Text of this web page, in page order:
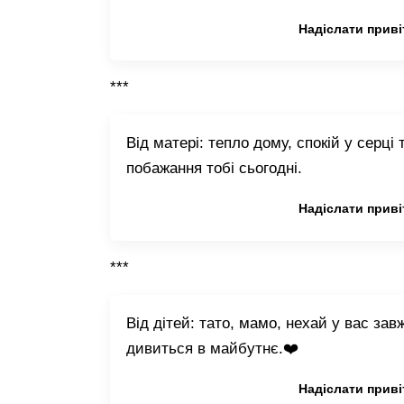
Надіслати
***
Від матері: тепло дому, спокій у
побажання тобі сьогодні.
Надіслати
***
Від дітей: тато, мамо, нехай у вас
дивиться в майбутнє.❤️
Надіслати